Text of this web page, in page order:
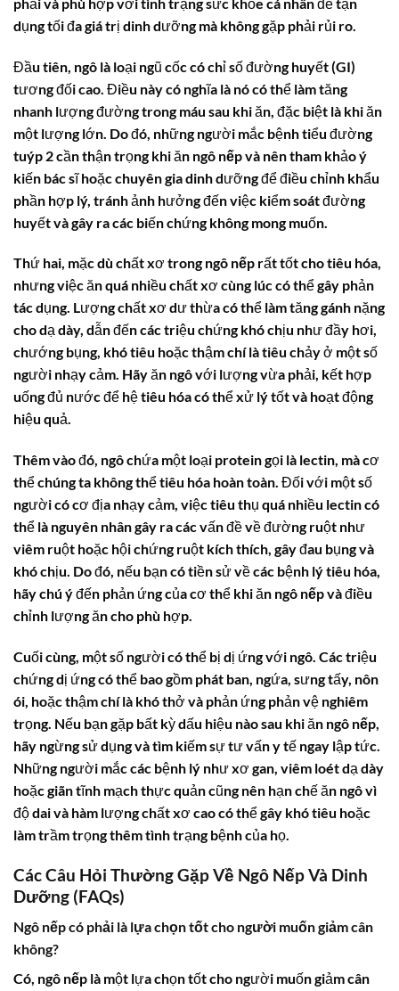
dụng tối đa giá trị dinh dưỡng mà không gặp phải rủi ro.
Đầu tiên, ngô là loại ngũ cốc có chỉ số đường huyết (GI)
tương đối cao. Điều này có nghĩa là nó có thể làm tăng
nhanh lượng đường trong máu sau khi ăn, đặc biệt là khi ăn
một lượng lớn. Do đó, những người mắc bệnh tiểu đường
tuýp 2 cần thận trọng khi ăn ngô nếpvà nên tham khảo ý
kiến bác sĩ hoặc chuyên gia dinh dưỡng để điều chỉnh khẩu
phần hợp lý, tránh ảnh hưởng đến việc kiểm soát đường
huyết và gây ra các biến chứng không mong muốn.
Thứ hai, mặc dù chất xơ trongngô nếp rất tốt cho tiêu hóa,
nhưng việc ăn quá nhiều chất xơ cùng lúc có thể gây phản
tác dụng. Lượng chất xơ dư thừa có thể làm tăng gánh nặng
cho dạ dày, dẫn đến các triệu chứng khó chịu như đầy hơi,
chướng bụng, khó tiêu hoặc thậm chí là tiêu chảy ở một số
người nhạy cảm. Hãy ăn ngôvới lượng vừa phải, kết hợp
uống đủ nước để hệ tiêu hóa có thể xử lý tốt và hoạt động
hiệu quả.
Thêm vào đó, ngôchứa một loại protein gọi là lectin, mà cơ
thể chúng ta không thể tiêu hóa hoàn toàn. Đối với một số
người có cơ địa nhạy cảm, việc tiêu thụ quá nhiều lectin có
thể là nguyên nhân gây ra các vấn đề về đường ruột như
viêm ruột hoặc hội chứng ruột kích thích, gây đau bụng và
khó chịu. Do đó, nếu bạn có tiền sử về các bệnh lý tiêu hóa,
hãy chú ý đến phản ứng của cơ thể khi ăn ngô nếpvà điều
chỉnh lượng ăn cho phù hợp.
Cuối cùng, một số người có thể bị dị ứng với ngô. Các triệu
chứng dị ứng có thể bao gồm phát ban, ngứa, sưng tấy, nôn
ói, hoặc thậm chí là khó thở và phản ứng phản vệ nghiêm
trọng. Nếu bạn gặp bất kỳ dấu hiệu nào sau khi ăn ngô nếp,
hãy ngừng sử dụng và tìm kiếm sự tư vấn y tế ngay lập tức.
Những người mắc các bệnh lý như xơ gan, viêm loét dạ dày
hoặc giãn tĩnh mạch thực quản cũng nên hạn chế ăn ngôvì
độ dai và hàm lượng chất xơ cao có thể gây khó tiêu hoặc
làm trầm trọng thêm tình trạng bệnh của họ.
Các Câu Hỏi Thường Gặp Về Ngô Nếp Và Dinh
Dưỡng (FAQs)
Ngô nếp có phải là lựa chọn tốt cho người muốn giảm cân
không?
Có, ngô nếp là một lựa chọn tốt cho người muốn giảm cân